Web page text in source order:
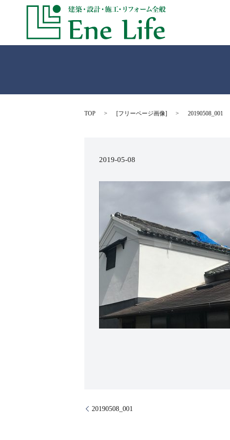
TOP [フリーページ画像] 20190508_001
2019-05-08
20190508_001